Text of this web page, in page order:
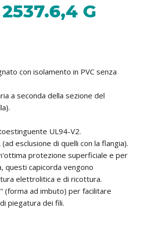
G
con isolamento in PVC senza
a seconda della sezione del
UL94-V2.
(ad esclusione di quelli con la flangia).
protezione superficiale e per
questi capicorda vengono
elettrolitica e di ricottura.
(forma ad imbuto) per facilitare
piegatura dei fili.
(max +115°C).